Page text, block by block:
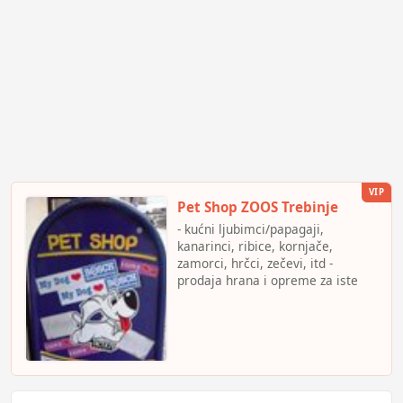
VIP
Pet Shop ZOOS Trebinje
- kućni ljubimci/papagaji,
kanarinci, ribice, kornjače,
zamorci, hrčci, zečevi, itd -
prodaja hrana i opreme za iste